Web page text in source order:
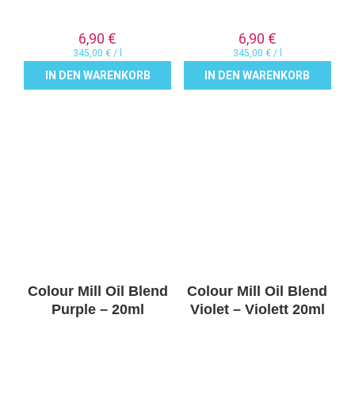
6,90 €
345,00€ /
IN DEN WARENKORB
6,90 €
345,00 €/
IN DEN WARENKORB
Colour Mill Oil Blend
Purple – 20ml
Colour Mill Oil Blend
Violet – Violett 20ml